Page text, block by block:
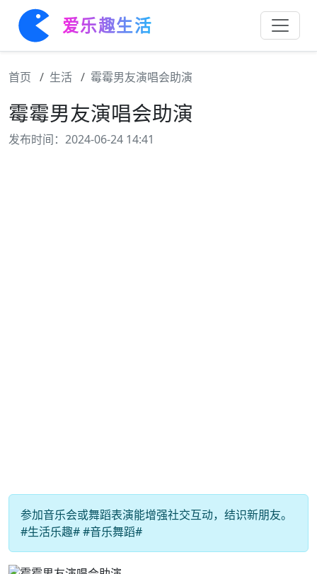
爱乐趣生活
首页 生活 霉霉男友演唱会助演
霉霉男友演唱会助演
发布时间：2024-06-24 14:41
参加音乐会或舞蹈表演能增强社交互动，结识新朋友。
#生活乐趣# #音乐舞蹈#